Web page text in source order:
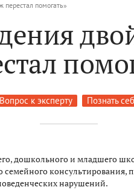
помогать»
Вопрос к эксперту Познать
дошкольного и младшего
консультирования,
нарушений.